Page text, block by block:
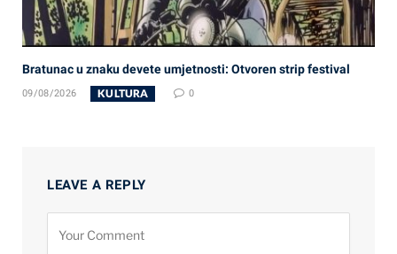
Bratunac u znaku devete umjetnosti: Otvoren strip festival
09/08/2026 KULTURA 0
LEAVE A REPLY